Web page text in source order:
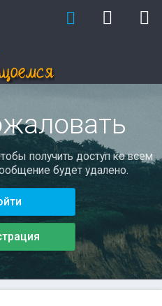
получить доступ ко всем
будет удалено.